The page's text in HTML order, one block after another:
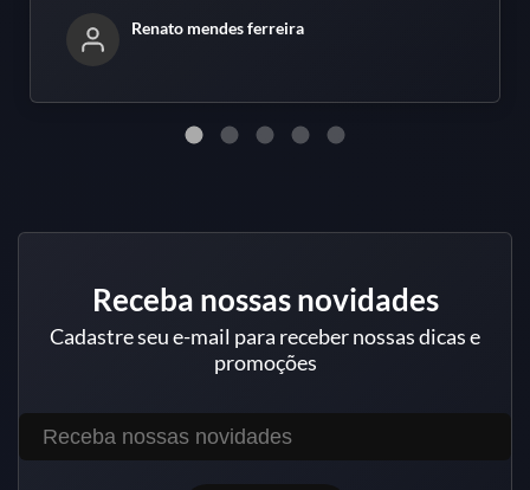
Renato mendes ferreira
Receba nossas novidades
Cadastre seu e-mail para receber nossas dicas e
promoções